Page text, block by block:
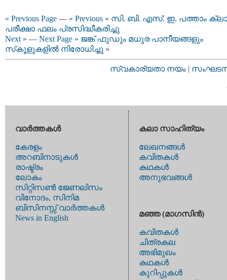
« Previous Page — « Previous « സി. ബി. എസ്. ഇ. പത്താം
പരീക്ഷാ ഫലം പ്രസിദ്ധീകരിച്ചു
Next » — Next Page » ജങ്ക് ഫുഡും മധുര പാനീയങ്ങളും
സ്‌കൂളുകളിൽ നിരോധിച്ചു »
സ്വകാര്യതാ നയം |
വാര്‍ത്തകള്‍
കേരളം
അറബിനാടുകള്‍
രാഷ്ട്രം
ലോകം
സിറ്റിസണ്‍ ജേണലിസം
വിനോദം, സിനിമ
ബിസിനസ്സ് വാര്‍ത്തകള്‍
News in English
കലാ സാഹിത്യം
ലേഖനങ്ങള്‍
കവിതകള്‍
കഥകള്‍
അനുഭവങ്ങള്‍
മഞ്ഞ (മാഗസിന്‍)
കവിതകള്‍
ചിത്രകല
അഭിമുഖം
കഥകള്‍
കുറിപ്പുകള്‍